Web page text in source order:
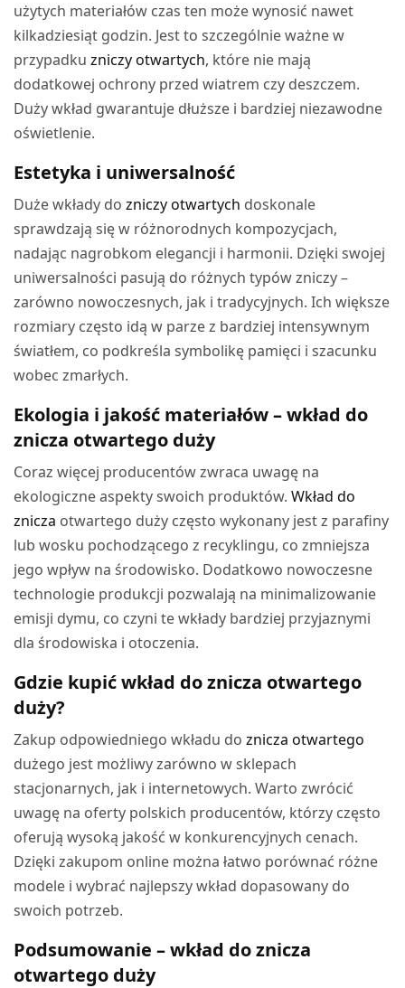
użytych materiałów czas ten może wynosić nawet
kilkadziesiąt godzin. Jest to szczególnie ważne w
przypadkuzniczy otwartych, które nie mają
dodatkowej ochrony przed wiatrem czy deszczem.
Duży wkład gwarantuje dłuższe i bardziej niezawodne
oświetlenie.
Estetyka i uniwersalność
Duże wkłady dozniczy otwartych doskonale
sprawdzają się w różnorodnych kompozycjach,
nadając nagrobkom elegancji i harmonii. Dzięki swojej
uniwersalności pasują do różnych typów zniczy –
zarówno nowoczesnych, jak i tradycyjnych. Ich większe
rozmiary często idą w parze z bardziej intensywnym
światłem, co podkreśla symbolikę pamięci i szacunku
wobec zmarłych.
Ekologia i jakość materiałów – wkład do
znicza otwartego duży
Coraz więcej producentów zwraca uwagę na
ekologiczne aspekty swoich produktów.Wkład do
znicza otwartego duży często wykonany jest z parafiny
lub wosku pochodzącego z recyklingu, co zmniejsza
jego wpływ na środowisko. Dodatkowo nowoczesne
technologie produkcji pozwalają na minimalizowanie
emisji dymu, co czyni te wkłady bardziej przyjaznymi
dla środowiska i otoczenia.
Gdzie kupić wkład do znicza otwartego
duży?
Zakup odpowiedniego wkładu doznicza otwartego
dużego jest możliwy zarówno w sklepach
stacjonarnych, jak i internetowych. Warto zwrócić
uwagę na oferty polskich producentów, którzy często
oferują wysoką jakość w konkurencyjnych cenach.
Dzięki zakupom online można łatwo porównać różne
modele i wybrać najlepszy wkład dopasowany do
swoich potrzeb.
Podsumowanie – wkład do znicza
otwartego duży